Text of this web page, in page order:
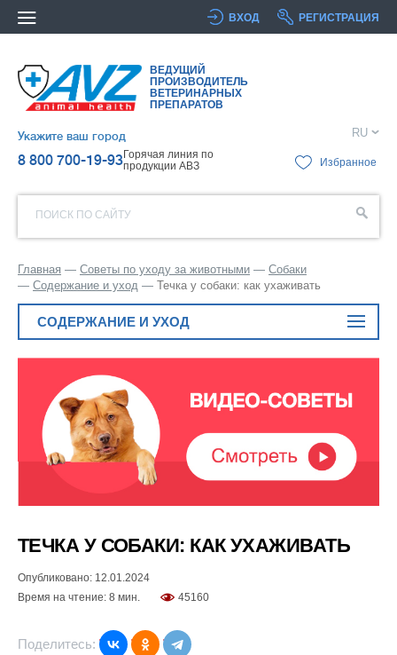
ВХОД РЕГИСТРАЦИЯ
ВЕДУЩИЙ
ПРОИЗВОДИТЕЛЬ
ВЕТЕРИНАРНЫХ
ПРЕПАРАТОВ
Укажите ваш город
8 800 700-19-93Горячая линия по
продукции АВЗ
RU
Избранное
ПОИСК ПО САЙТУ
Главная Советы по уходу за животными
Собаки
Содержание и уход
Течка у собаки: как ухаживать
СОДЕРЖАНИЕ И УХОД
ТЕЧКА У СОБАКИ: КАК УХАЖИВАТЬ
Опубликовано: 12.01.2024
Время на чтение: 8 мин.
45160
Поделитесь: